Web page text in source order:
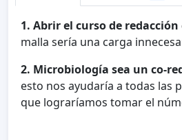
1. Abrir el curso de
malla sería una carga
2. Microbiología sea un co-
esto nos ayudaría a todas las
que lograríamos tomar el